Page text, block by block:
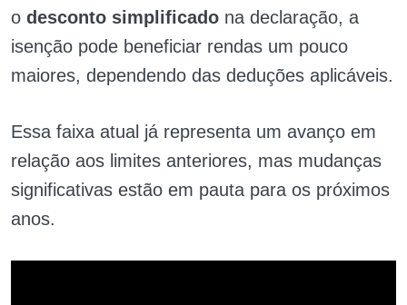
o desconto simplificado na declaração, a
isenção pode beneficiar rendas um pouco
maiores, dependendo das deduções aplicáveis.
Essa faixa atual já representa um avanço em
relação aos limites anteriores, mas mudanças
significativas estão em pauta para os próximos
anos.